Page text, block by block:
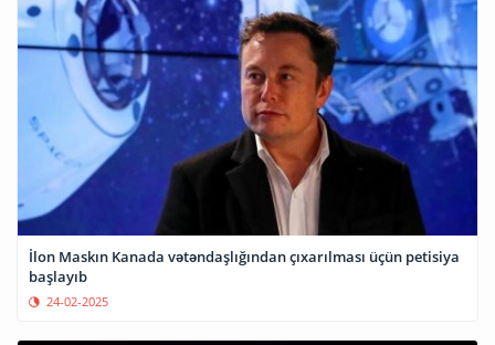
İlon Maskın Kanada vətəndaşlığından çıxarılması üçün petisiya
başlayıb
24-02-2025